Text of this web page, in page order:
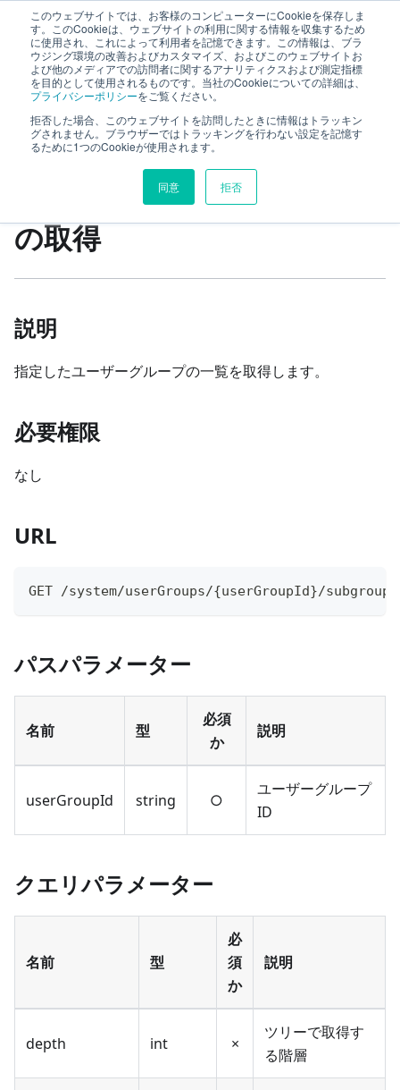
このウェブサイトでは、お客様のコンピューターにCookieを保存しま
す。このCookieは、ウェブサイトの利用に関する情報を収集するため
に使用され、これによって利用者を記憶できます。この情報は、ブラ
ウジング環境の改善およびカスタマイズ、およびこのウェブサイトお
よび他のメディアでの訪問者に関するアナリティクスおよび測定指標
を目的として使用されるものです。当社のCookieについての詳細は、
プライバシーポリシーをご覧ください。
拒否した場合、このウェブサイトを訪問したときに情報はトラッキン
グされません。ブラウザーではトラッキングを行わない設定を記憶す
るために1つのCookieが使用されます。
同意 拒否
TimeTracker RX Web API ヘルプ
リファレンス system
userGroups
このページの見出し
指定ユーザーグループ一覧
の取得
説明
指定したユーザーグループの一覧を取得します。
必要権限
なし
URL
GET /system/userGroups/{userGroupId}/subgroups
パスパラメーター
名前 型
必須
か
説明
userGroupId string ○
ユーザーグループ
ID
クエリパラメーター
名前 型
必
須
か
説明
depth int ×
ツリーで取得す
る階層